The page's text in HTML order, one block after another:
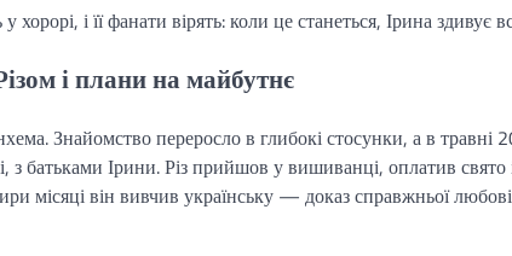
і її фанати вірять: коли це станеться, Ірина здивує
і плани на майбутнє
Знайомство переросло в глибокі стосунки, а в травні
батьками Ірини. Різ прийшов у вишиванці, оплатив свято
місяці він вивчив українську — доказ справжньої